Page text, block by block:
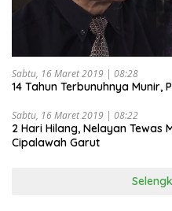
Sabtu, 16 Maret 2019 | 08:28
14 Tahun Terbunuhnya Munir,
Sabtu, 16 Maret 2019 | 08:22
2 Hari Hilang, Nelayan Tewas
Cipalawah Garut